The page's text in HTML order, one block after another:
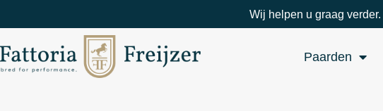
Wij helpen u graag verder.
Paarden